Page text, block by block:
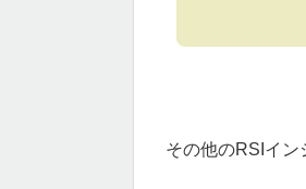
その他のRSIイン